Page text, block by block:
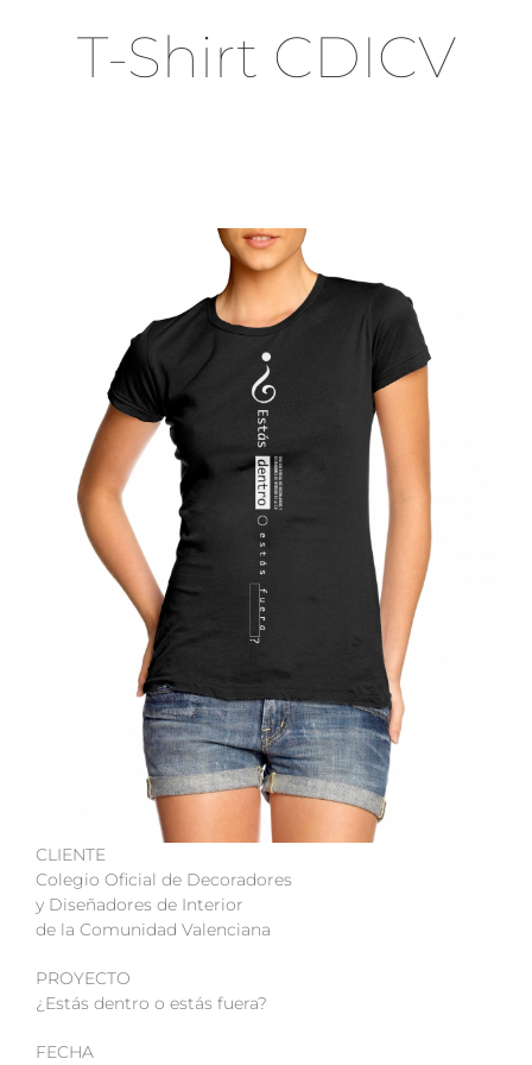
T-Shirt CDICV
CLIENTE
Colegio Oficial de Decoradores
y Diseñadores de Interior
de la Comunidad Valenciana
PROYECTO
¿Estás dentro o estás fuera?
FECHA